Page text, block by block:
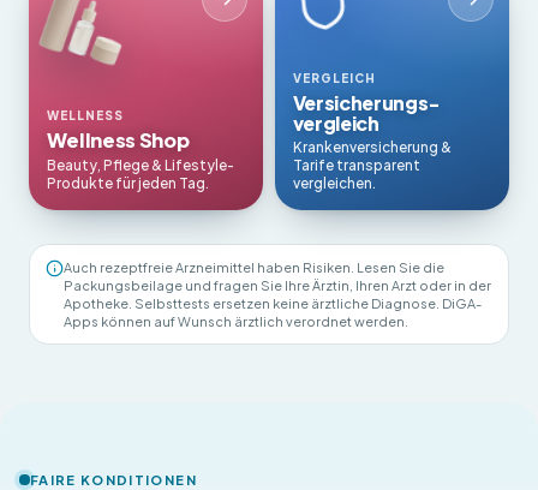
WELLNESS
Wellness Shop
Beauty, Pflege & Lifestyle-
Produkte für jeden Tag.
VERGLEICH
Versicherungs­
vergleich
Krankenversicherung &
Tarife transparent
vergleichen.
Auch rezeptfreie Arzneimittel haben Risiken. Lesen Sie die
Packungsbeilage und fragen Sie Ihre Ärztin, Ihren Arzt oder in der
Apotheke. Selbsttests ersetzen keine ärztliche Diagnose. DiGA-
Apps können auf Wunsch ärztlich verordnet werden.
FAIRE KONDITIONEN